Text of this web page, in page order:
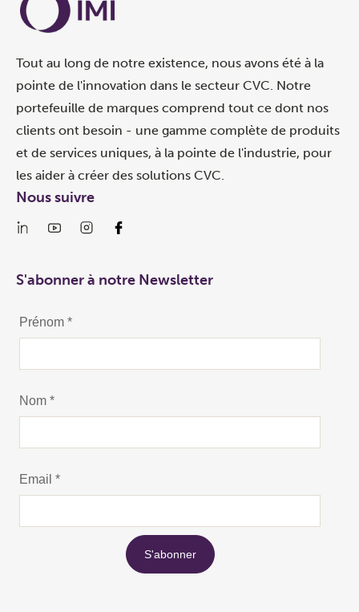
Tout au long de notre existence, nous avons été à la
pointe de l'innovation dans le secteur CVC. Notre
portefeuille de marques comprend tout ce dont nos
clients ont besoin - une gamme complète de produits
et de services uniques, à la pointe de l'industrie, pour
les aider à créer des solutions CVC.
Nous suivre
S'abonner à notre Newsletter